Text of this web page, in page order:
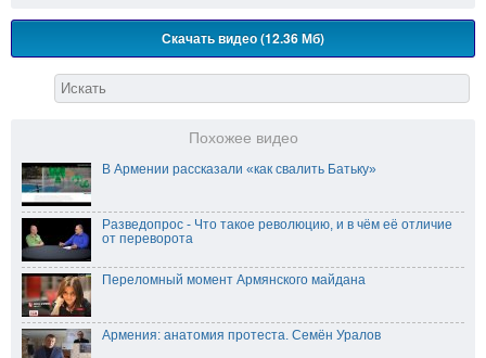
Скачать видео (12.36 Мб)
Похожее видео
В Армении рассказали «как свалить Батьку»
Разведопрос - Что такое революцию, и в чём её отличие
от переворота
Переломный момент Армянского майдана
Армения: анатомия протеста. Семён Уралов